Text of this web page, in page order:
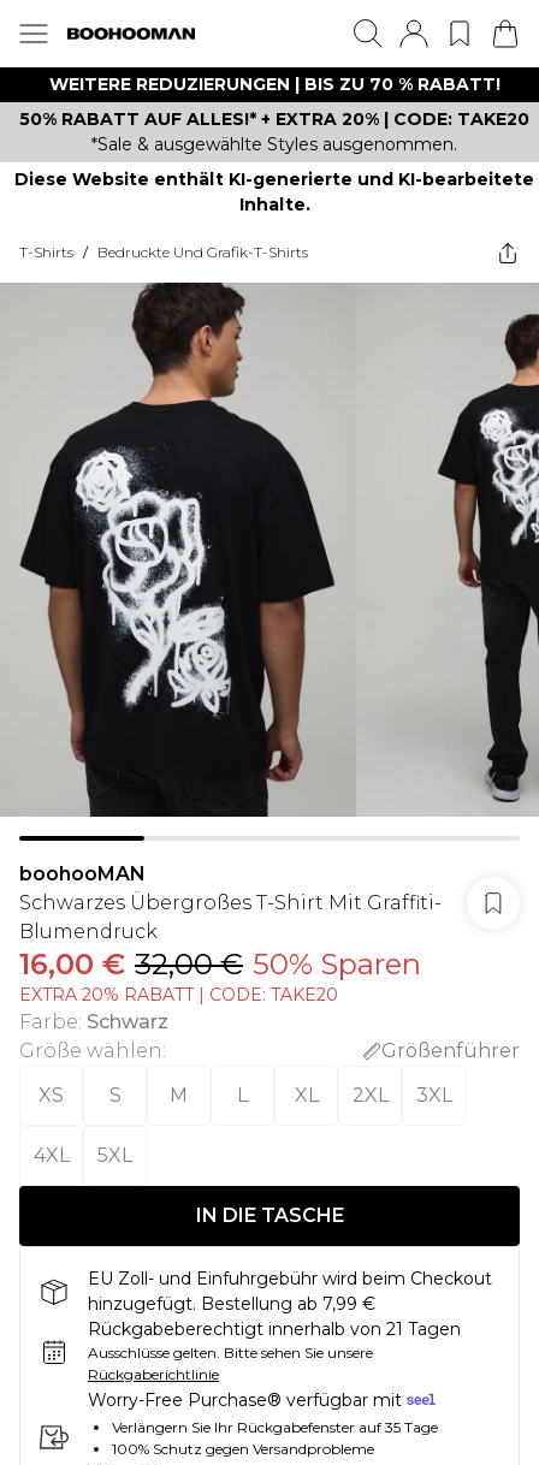
WEITERE REDUZIERUNGEN | BIS ZU 70 % RABATT!
50% RABATT AUF ALLES!* + EXTRA 20% | CODE: TAKE20
*Sale & ausgewählte Styles ausgenommen.
Diese Website enthält KI-generierte und KI-bearbeitete
Inhalte.
T-Shirts / Bedruckte Und Grafik-T-Shirts
boohooMAN
Schwarzes Übergroßes T-Shirt Mit Graffiti-
Blumendruck
16,00 € 32,00 € 50% Sparen
EXTRA 20% RABATT | CODE: TAKE20
Farbe: Schwarz
Größe wählen:
Größenführer
XS
S M L XL 2XL 3XL
4XL 5XL
IN DIE TASCHE
EU Zoll- und Einfuhrgebühr wird beim Checkout
hinzugefügt. Bestellung ab 7,99 €
Rückgabeberechtigt innerhalb von 21 Tagen
Ausschlüsse gelten. Bitte sehen Sie unsere
Rückgaberichtlinie
Worry-Free Purchase® verfügbar mit
Verlängern Sie Ihr Rückgabefenster auf 35 Tage
100% Schutz gegen Versandprobleme